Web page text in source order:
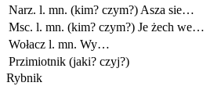
Narz. l. mn. (kim? czym?) Asza sie…
Msc. l. mn. (kim? czym?) Je żech we…
Wołacz l. mn. Wy…
Przimiotnik (jaki? czyj?)
Rybnik